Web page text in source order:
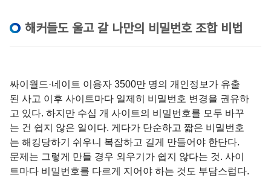
해커들도 울고 갈 나만의 비밀번호 조합 비법
싸이월드·네이트 이용자 3500만 명의 개인정보가 유출
된 사고 이후 사이트마다 일제히 비밀번호 변경을 권유하
고 있다. 하지만 수십 개 사이트의 비밀번호를 모두 바꾸
는 건 쉽지 않은 일이다. 게다가 단순하고 짧은 비밀번호
는 해킹당하기 쉬우니 복잡하고 길게 만들어야 한단다.
문제는 그렇게 만들 경우 외우기가 쉽지 않다는 것. 사이
트마다 비밀번호를 다르게 지어야 하는 것도 부담스럽다.